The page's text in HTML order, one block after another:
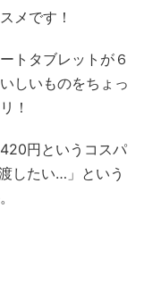
メです！
トタブレットが６
しいものをちょっ
！
円というコスパ
したい…」という